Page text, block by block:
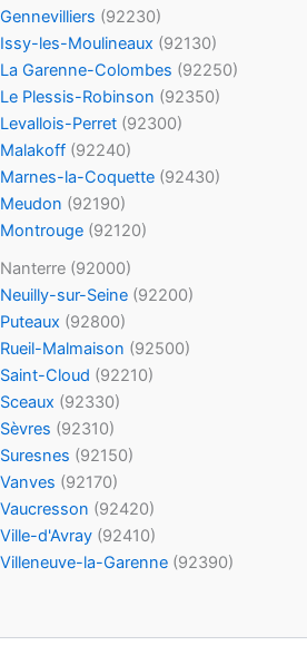
Gennevilliers (92230)
Issy-les-Moulineaux (92130)
La Garenne-Colombes (92250)
Le Plessis-Robinson (92350)
Levallois-Perret (92300)
Malakoff (92240)
Marnes-la-Coquette (92430)
Meudon (92190)
Montrouge (92120)
Nanterre (92000)
Neuilly-sur-Seine (92200)
Puteaux (92800)
Rueil-Malmaison (92500)
Saint-Cloud (92210)
Sceaux (92330)
Sèvres (92310)
Suresnes (92150)
Vanves (92170)
Vaucresson (92420)
Ville-d'Avray (92410)
Villeneuve-la-Garenne (92390)